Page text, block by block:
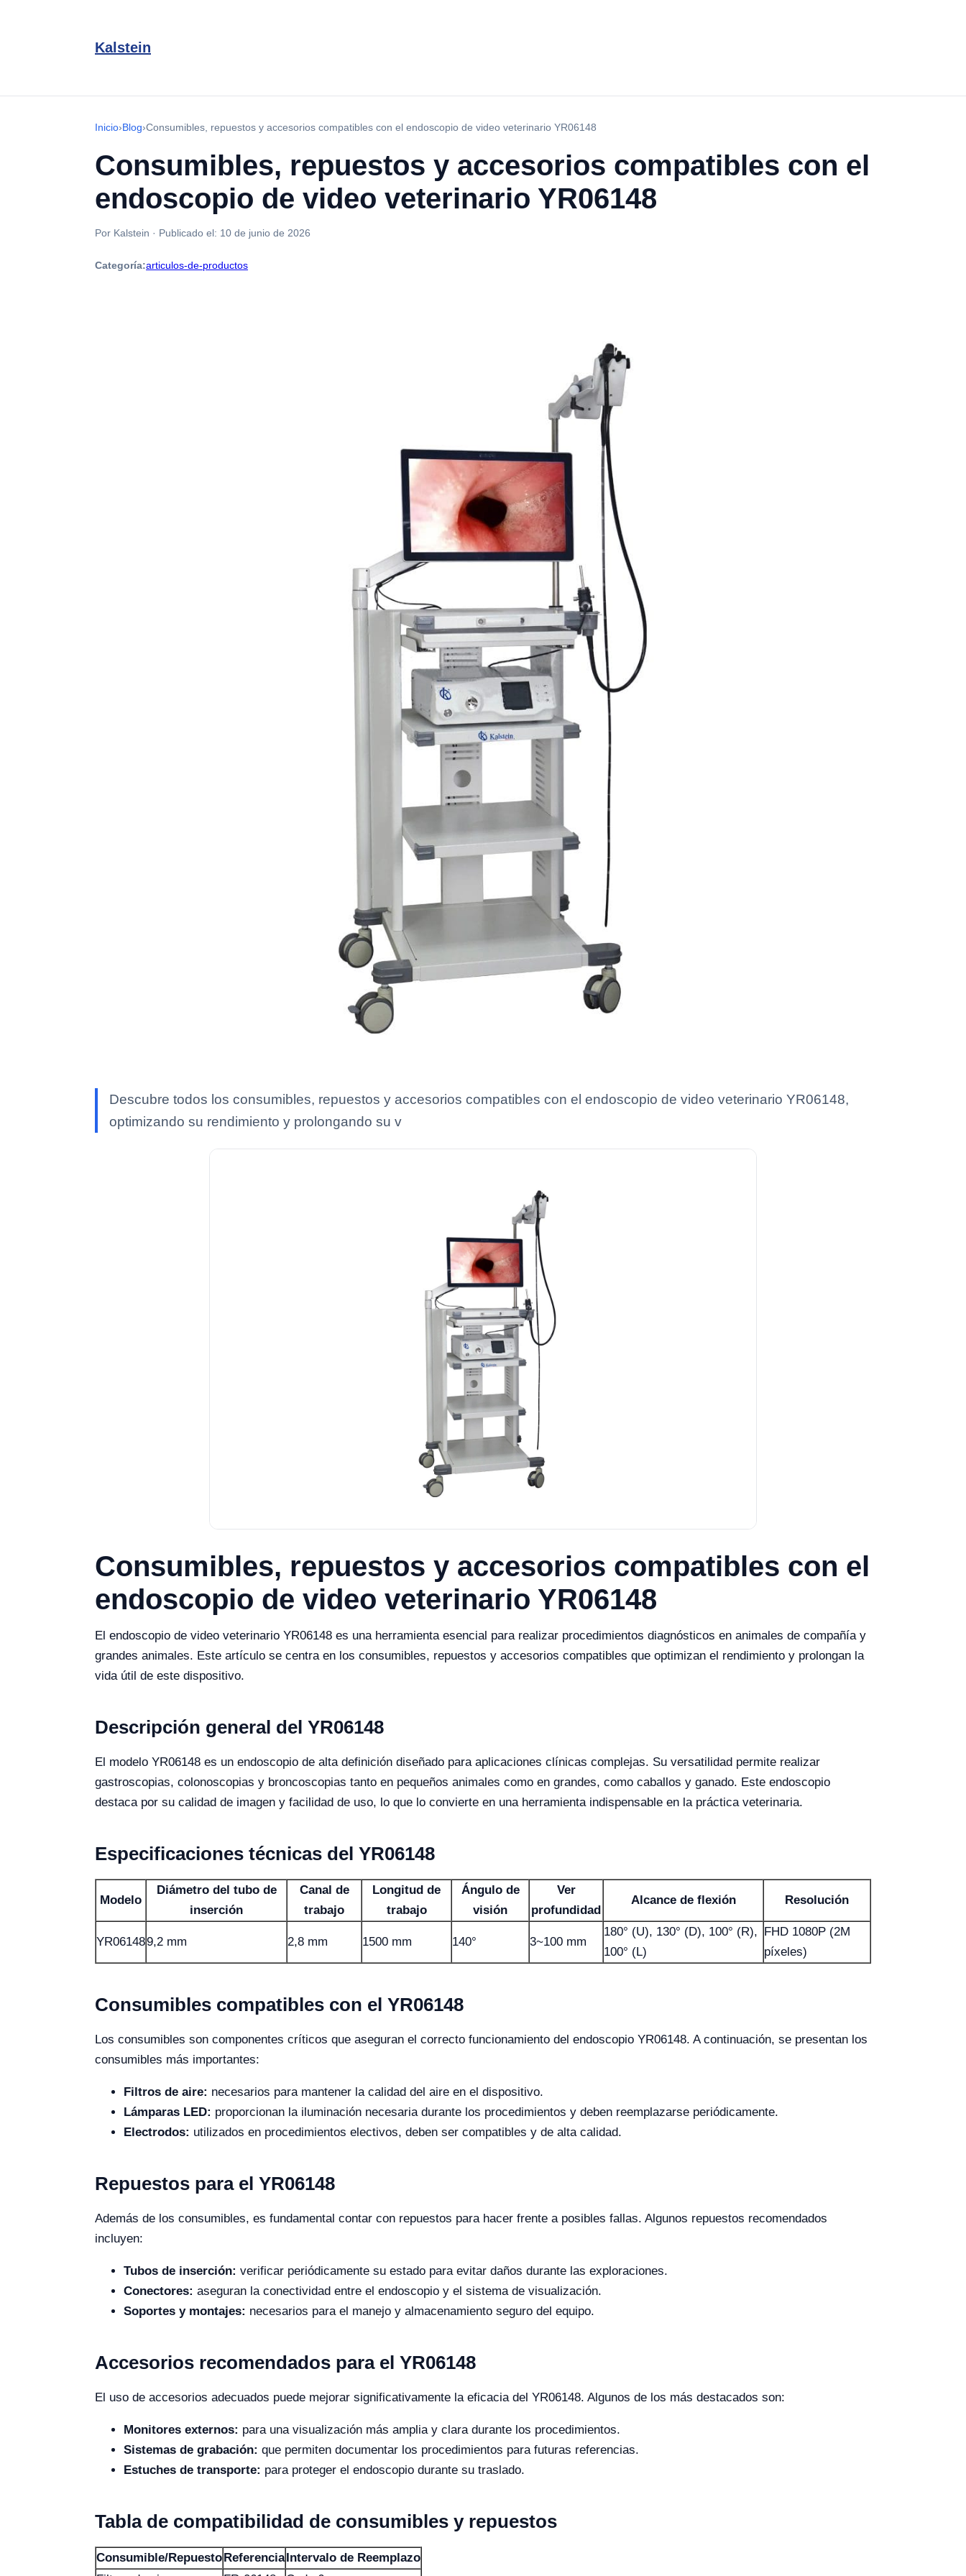
Kalstein
Inicio›Blog›Consumibles, repuestos y accesorios compatibles con el endoscopio de video veterinario YR06148
Consumibles, repuestos y accesorios compatibles con el
endoscopio de video veterinario YR06148
Por Kalstein · Publicado el: 10 de junio de 2026
Categoría:articulos-de-productos
Descubre todos los consumibles, repuestos y accesorios compatibles con el endoscopio de video veterinario YR06148,
optimizando su rendimiento y prolongando su v
Consumibles, repuestos y accesorios compatibles con el
endoscopio de video veterinario YR06148
El endoscopio de video veterinario YR06148 es una herramienta esencial para realizar procedimientos diagnósticos en animales de compañía y
grandes animales. Este artículo se centra en los consumibles, repuestos y accesorios compatibles que optimizan el rendimiento y prolongan la
vida útil de este dispositivo.
Descripción general del YR06148
El modelo YR06148 es un endoscopio de alta definición diseñado para aplicaciones clínicas complejas. Su versatilidad permite realizar
gastroscopias, colonoscopias y broncoscopias tanto en pequeños animales como en grandes, como caballos y ganado. Este endoscopio
destaca por su calidad de imagen y facilidad de uso, lo que lo convierte en una herramienta indispensable en la práctica veterinaria.
Especificaciones técnicas del YR06148
Modelo
Diámetro del tubo de
inserción
Canal de
trabajo
Longitud de
trabajo
Ángulo de
visión
Ver
profundidad
Alcance de flexión Resolución
YR061489,2 mm 2,8 mm 1500 mm 140° 3~100 mm
180° (U), 130° (D), 100° (R),
100° (L)
FHD 1080P (2M
píxeles)
Consumibles compatibles con el YR06148
Los consumibles son componentes críticos que aseguran el correcto funcionamiento del endoscopio YR06148. A continuación, se presentan los
consumibles más importantes:
Filtros de aire: necesarios para mantener la calidad del aire en el dispositivo.
Lámparas LED: proporcionan la iluminación necesaria durante los procedimientos y deben reemplazarse periódicamente.
Electrodos: utilizados en procedimientos electivos, deben ser compatibles y de alta calidad.
Repuestos para el YR06148
Además de los consumibles, es fundamental contar con repuestos para hacer frente a posibles fallas. Algunos repuestos recomendados
incluyen:
Tubos de inserción: verificar periódicamente su estado para evitar daños durante las exploraciones.
Conectores: aseguran la conectividad entre el endoscopio y el sistema de visualización.
Soportes y montajes: necesarios para el manejo y almacenamiento seguro del equipo.
Accesorios recomendados para el YR06148
El uso de accesorios adecuados puede mejorar significativamente la eficacia del YR06148. Algunos de los más destacados son:
Monitores externos: para una visualización más amplia y clara durante los procedimientos.
Sistemas de grabación: que permiten documentar los procedimientos para futuras referencias.
Estuches de transporte: para proteger el endoscopio durante su traslado.
Tabla de compatibilidad de consumibles y repuestos
Consumible/RepuestoReferenciaIntervalo de Reemplazo